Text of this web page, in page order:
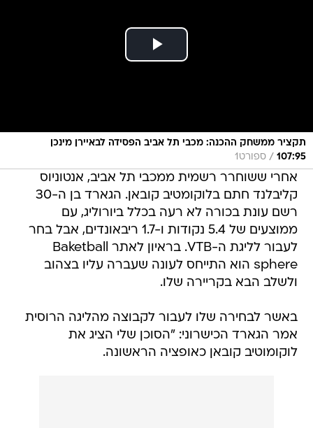
תקציר ממשחק ההכנה: מכבי תל אביב הפסידה לבאיירן מינכן
107:95
/ ספורט1
אחרי ששוחרר רשמית ממכבי תל אביב, אנטוניוס
קליבלנד חתם בלוקומטיב קובאן. הגארד בן ה-30
רשם עונת בכורה לא רעה בכלל ביורוליג, עם
ממוצעים של 5.4 נקודות ו-1.7 ריבאונדים, אבל בחר
לעבור לליגת ה-VTB. בראיון לאתר Baketball
sphere הוא התייחס לעונה שעברה עליו בצהוב
ולשלב הבא בקריירה שלו.
באשר לבחירה שלו לעבור לקבוצה מהליגה הרוסית
אמר הגארד הכישרוני: "הסוכן שלי הציג את
לוקומוטיב קובאן כאופציה הראשונה.